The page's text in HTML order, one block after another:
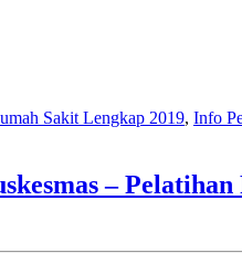
Sakit Lengkap 2019, Info
–